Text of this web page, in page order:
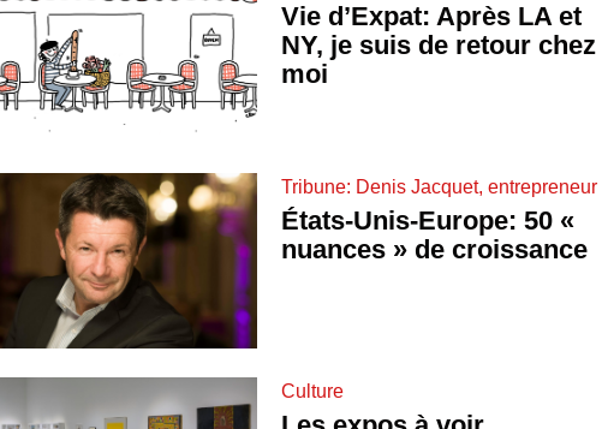
Vie d’Expat: Après LA et
NY, je suis de retour chez
moi
Tribune: Denis Jacquet, entrepreneur
États-Unis-Europe: 50 «
nuances » de croissance
Culture